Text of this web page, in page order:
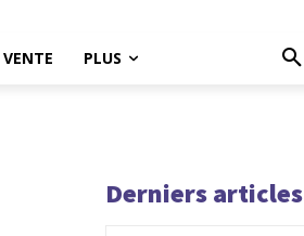
VENTE PLUS
Derniers articles